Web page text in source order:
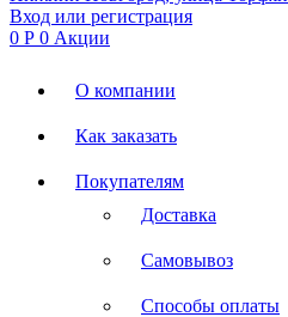
Вход или регистрация
0 Р 0 Акции
О компании
Как заказать
Покупателям
Доставка
Самовывоз
Способы оплаты